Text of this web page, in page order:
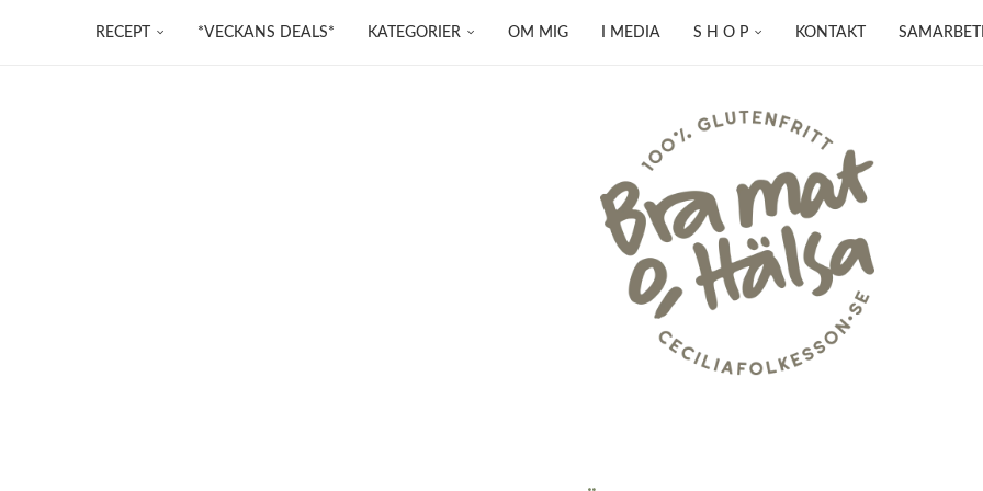
RECEPT *VECKANS DEALS* KATEGORIER OM MIG I MEDIA S H O P KONTAKT